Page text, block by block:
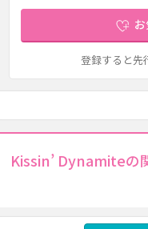
登録すると先
Kissin’ Dynamiteの